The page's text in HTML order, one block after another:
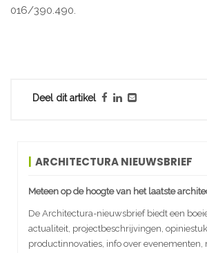
016/390.490.
Deel dit artikel
ARCHITECTURA NIEUWSBRIEF
Meteen op de hoogte van het laatste
De Architectura-nieuwsbrief biedt een
actualiteit, projectbeschrijvingen,
productinnovaties, info over evenementen,